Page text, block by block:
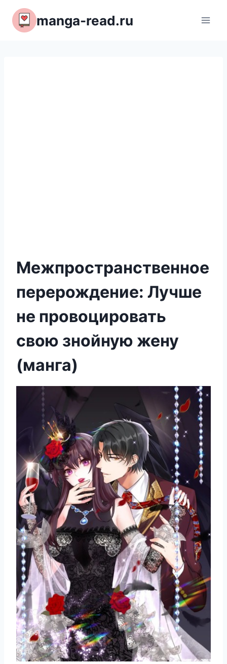
Перейти
содержимому
manga-read.ru
Межпространственное
перерождение: Лучше
не провоцировать
свою знойную жену
(манга)